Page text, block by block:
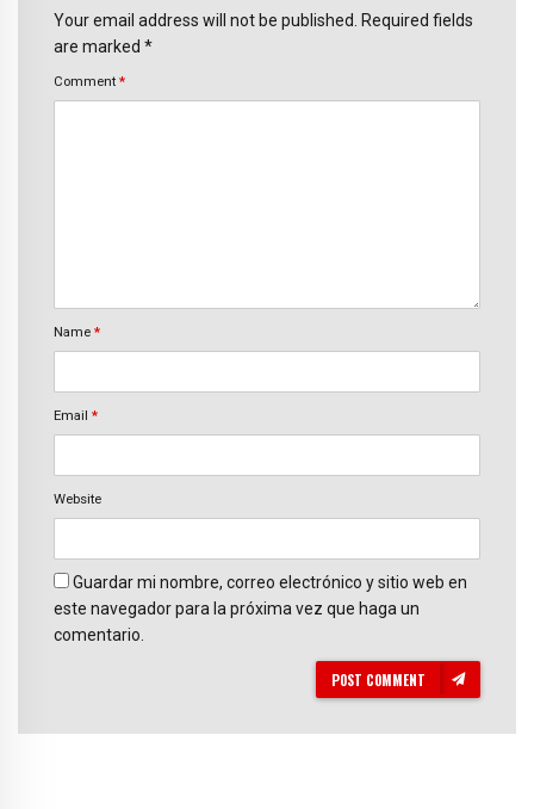
Your email address will not be published. Required fields
are marked *
Comment *
Name *
Email *
Website
Guardar mi nombre, correo electrónico y sitio web en
este navegador para la próxima vez que haga un
comentario.
POST COMMENT